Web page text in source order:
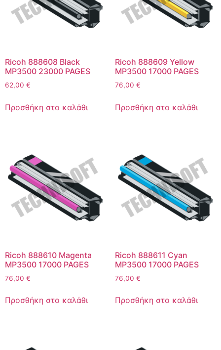
Ricoh 888608 Black
MP3500 23000 PAGES
62,00 €
Προσθήκη στο καλάθι
Ricoh 888609 Yellow
MP3500 17000 PAGES
76,00 €
Προσθήκη στο καλάθι
Ricoh 888610 Magenta
MP3500 17000 PAGES
76,00 €
Προσθήκη στο καλάθι
Ricoh 888611 Cyan
MP3500 17000 PAGES
76,00 €
Προσθήκη στο καλάθι